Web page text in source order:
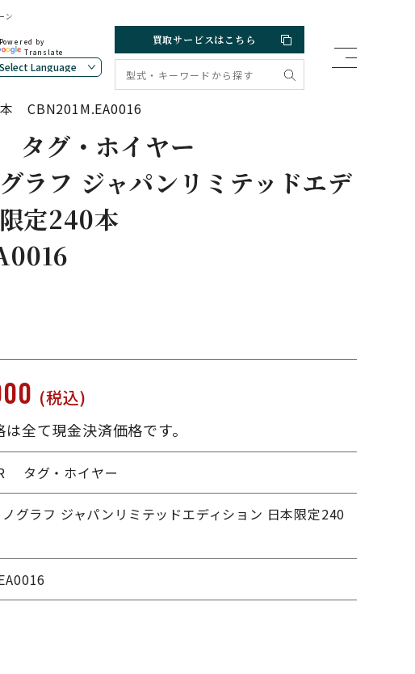
ン
by
Translate
買取サービスはこちら
CBN201M.EA0016
タグ・ホイヤー
ラフ ジャパンリミテッドエデ
定240本
(税込)
全て現金決済価格です。
タグ・ホイヤー
グラフ ジャパンリミテッドエディション 日本限定240